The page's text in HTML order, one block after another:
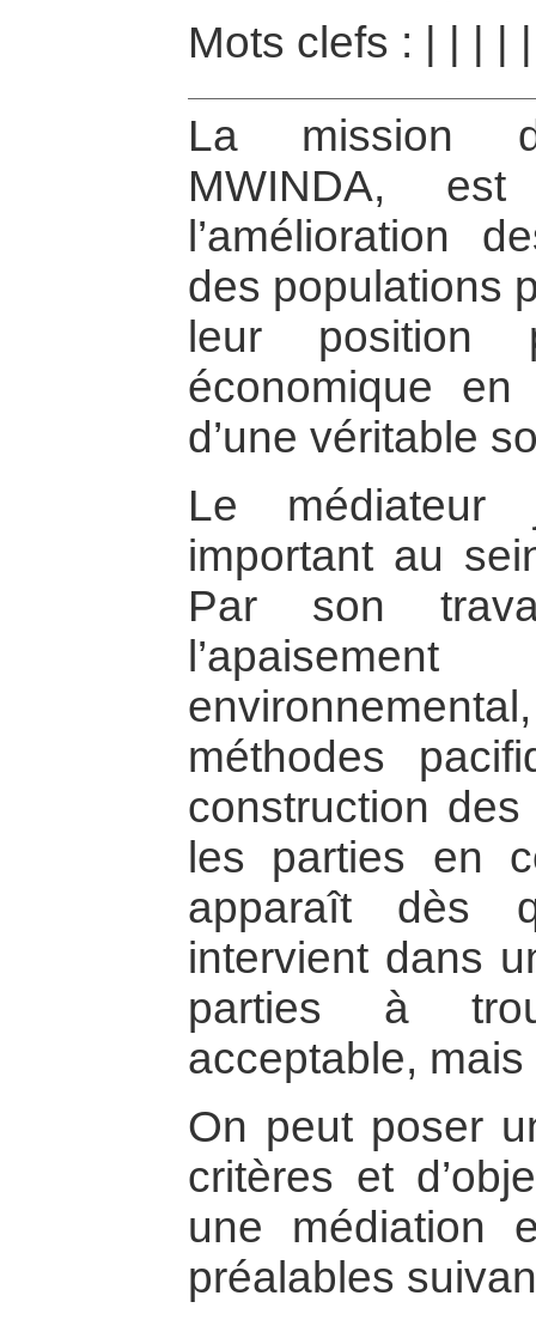
Mots clefs :
La mission
MWINDA,
l’amélioration
des populations
leur position
économique en
d’une véritable
Le
important au
Par son
méthodes
construction
les parties en
apparaît dès
intervient dans
parties à
acceptable, mais
On peut poser
critères et
une médiation
préalables